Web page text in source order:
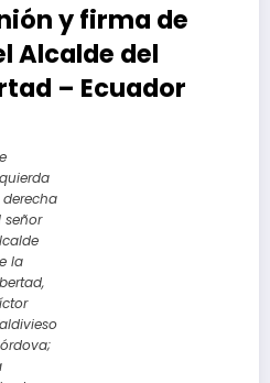
y firma de
Alcalde del
– Ecuador
señor
la